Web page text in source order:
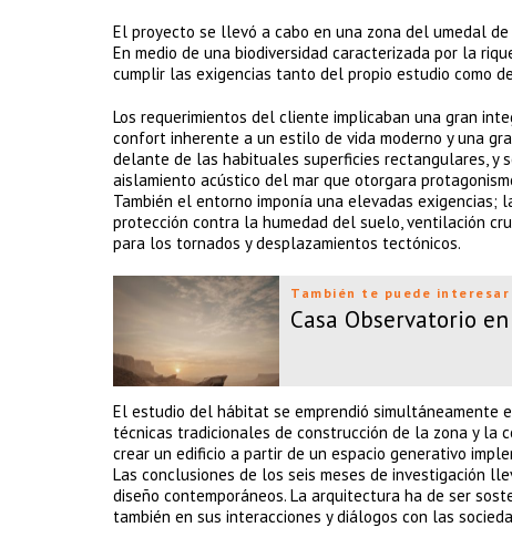
El proyecto se llevó a cabo en una zona del umedal
En medio de una biodiversidad caracterizada por la
cumplir las exigencias tanto del propio estudio como
Los requerimientos del cliente implicaban una gran
confort inherente a un estilo de vida moderno y una
delante de las habituales superficies rectangulares, y
aislamiento acústico del mar que otorgara
También el entorno imponía una elevadas
protección contra la humedad del suelo, ventilación
para los tornados y desplazamientos tectónicos.
También te puede interesar
Casa Observatorio
El estudio del hábitat se emprendió simultáneamente
técnicas tradicionales de construcción de la zona y la
crear un edificio a partir de un espacio generativo
Las conclusiones de los seis meses de investigación
diseño contemporáneos. La arquitectura ha de ser
también en sus interacciones y diálogos con las